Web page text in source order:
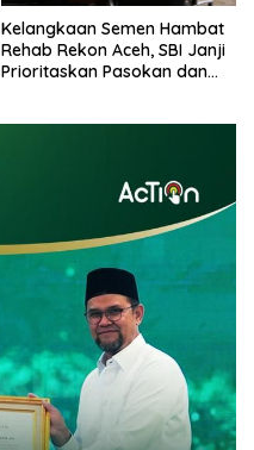
Kelangkaan Semen Hambat
Rehab Rekon Aceh, SBI Janji
Prioritaskan Pasokan dan